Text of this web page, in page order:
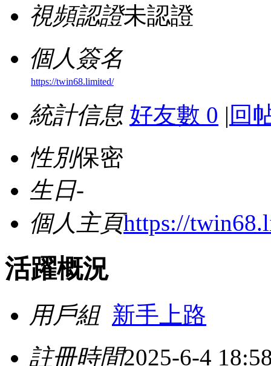
視頻認證未認證
個人簽名
https://twin68.limited/
統計信息 好友數 0 | 回
性別保密
生日-
個人主頁https://
活躍概況
用戶組 新手上路
註冊時間2025-6-4